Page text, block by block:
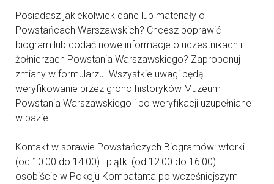
Posiadasz jakiekolwiek dane lub materiały o
Powstańcach Warszawskich? Chcesz poprawić
biogram lub dodać nowe informacje o uczestnikach i
żołnierzach Powstania Warszawskiego? Zaproponuj
zmiany w formularzu. Wszystkie uwagi będą
weryfikowanie przez grono historyków Muzeum
Powstania Warszawskiego i po weryfikacji uzupełniane
w bazie.
Kontakt w sprawie Powstańczych Biogramów: wtorki
(od 10:00 do 14:00) i piątki (od 12:00 do 16:00)
osobiście w Pokoju Kombatanta po wcześniejszym